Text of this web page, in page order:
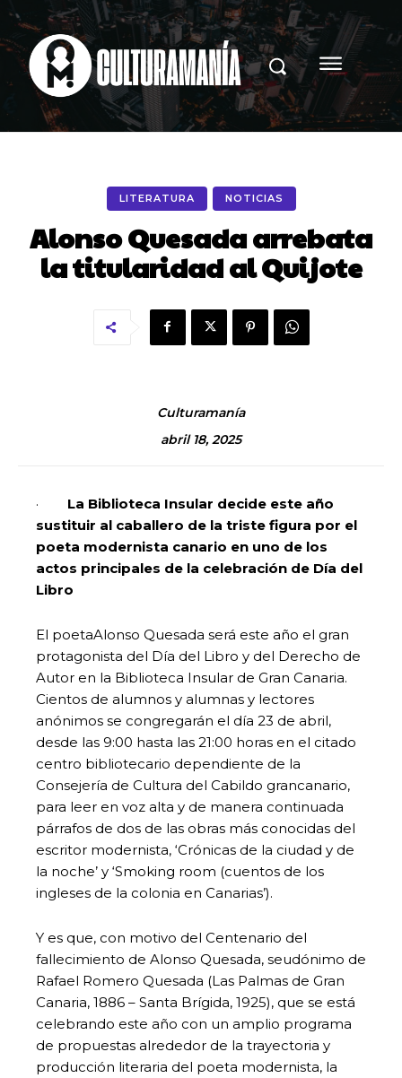
LITERATURA NOTICIAS
Alonso Quesada arrebata
la titularidad al Quijote
Culturamanía
abril 18, 2025
· La Biblioteca Insular decide este año
sustituir al caballero de la triste figura por el
poeta modernista canario en uno de los
actos principales de la celebración de Día del
Libro
El poetaAlonso Quesada será este año el gran
protagonista del Día del Libro y del Derecho de
Autor en la Biblioteca Insular de Gran Canaria.
Cientos de alumnos y alumnas y lectores
anónimos se congregarán el día 23 de abril,
desde las 9:00 hasta las 21:00 horas en el citado
centro bibliotecario dependiente de la
Consejería de Cultura del Cabildo grancanario,
para leer en voz alta y de manera continuada
párrafos de dos de las obras más conocidas del
escritor modernista, ‘Crónicas de la ciudad y de
la noche’ y ‘Smoking room (cuentos de los
ingleses de la colonia en Canarias’).
Y es que, con motivo del Centenario del
fallecimiento de Alonso Quesada, seudónimo de
Rafael Romero Quesada (Las Palmas de Gran
Canaria, 1886 – Santa Brígida, 1925), que se está
celebrando este año con un amplio programa
de propuestas alrededor de la trayectoria y
producción literaria del poeta modernista, la